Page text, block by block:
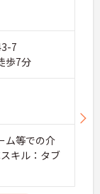
7
歩7分
ム等での介
キル：タブ